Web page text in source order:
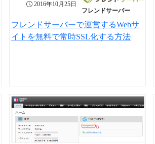
2016年10月25日
フレンドサーバー
フレンドサーバーで運営するWebサ
イトを無料で常時SSL化する方法